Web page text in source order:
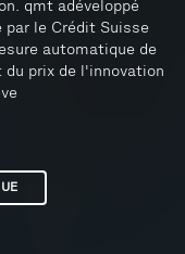
qmt adéveloppé
par le Crédit Suisse
automatique de
prix de l'innovation